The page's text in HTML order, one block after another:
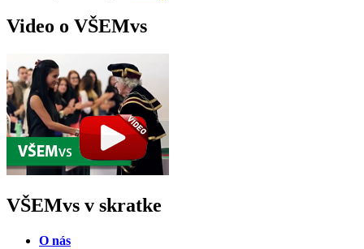
Video o VŠEMvs
VŠEMvs v skratke
O nás